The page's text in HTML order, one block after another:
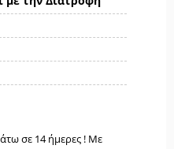
σε 14 ήμερες ! Με